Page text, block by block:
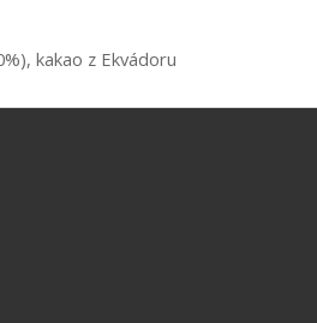
kakao z Ekvádoru